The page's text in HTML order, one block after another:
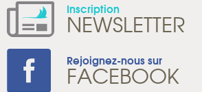
Inscription
NEWSLETTER
Rejoignez-nous sur
FACEBOOK